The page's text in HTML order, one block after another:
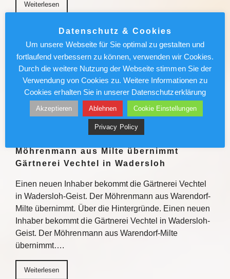
Weiterlesen
München News : Absolut sehenswert!
„Carmen“ im Deutschen Theater
Enrique Gasa Valga verbindet Bizet und Mérimée
überraschend und sinnlich zu temporeichem
Tanztheater Weiterlesen
Weiterlesen
Möhrenmann aus Milte übernimmt
Gärtnerei Vechtel in Wadersloh
Einen neuen Inhaber bekommt die Gärtnerei Vechtel
in Wadersloh-Geist. Der Möhrenmann aus Warendorf-
Milte übernimmt. Über die Hintergründe. Einen neuen
Inhaber bekommt die Gärtnerei Vechtel in Wadersloh-
Geist. Der Möhrenmann aus Warendorf-Milte
übernimmt….
Weiterlesen
Datenschutz & Cookies
Um unsere Webseite für Sie optimal zu gestalten und
fortlaufend verbessern zu können, verwenden wir Cookies.
Durch die weitere Nutzung der Webseite stimmen Sie der
Verwendung von Cookies zu. Weitere Informationen zu
Cookies erhalten Sie in unserer Datenschutzerklärung
Akzeptieren Ablehnen Cookie Einstellungen
Privacy Policy